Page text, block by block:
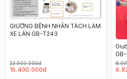
GIƯỜNG BỆNH NHÂN TÁCH LÀM
XE LĂN GB-T243
23.500.000đ
15.400.000đ